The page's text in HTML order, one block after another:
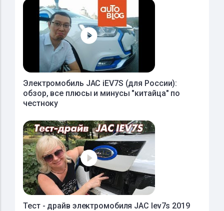
Электромобиль JAC iEV7S (для России):
обзор, все плюсы и минусы "китайца" по
честноку
Тест - драйв электромобиля JAC Iev7s 2019